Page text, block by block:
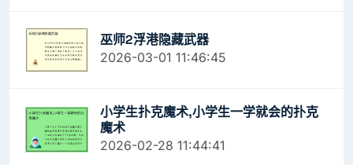
巫师2浮港隐藏武器
2026-03-01 11:46:45
小学生扑克魔术,小学生一学就会的扑克
魔术
2026-02-28 11:44:41